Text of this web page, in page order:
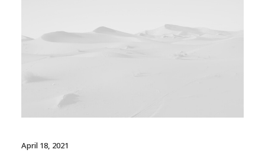
April 18, 2021